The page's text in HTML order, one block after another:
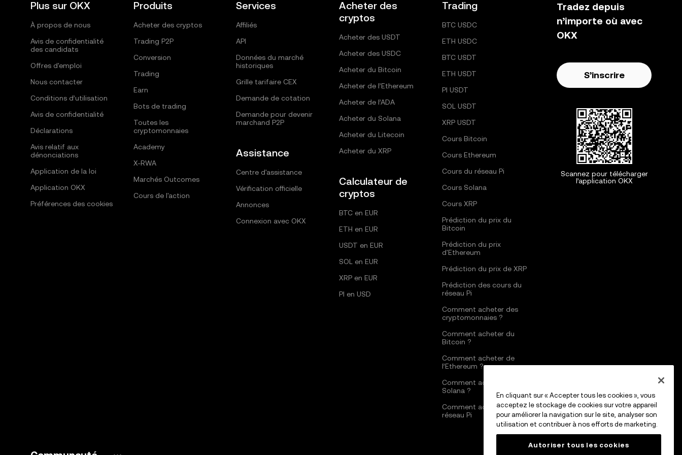
Plus sur OKX
À propos de nous
Avis de confidentialité
des candidats
Offres d'emploi
Nous contacter
Conditions d’utilisation
Avis de confidentialité
Déclarations
Avis relatif aux
dénonciations
Application de la loi
Application OKX
Préférences des cookies
Produits
Acheter des cryptos
Trading P2P
Conversion
Trading
Earn
Bots de trading
Toutes les
cryptomonnaies
Academy
X-RWA
Marchés Outcomes
Cours de l'action
Services
Affiliés
API
Données du marché
historiques
Grille tarifaire CEX
Demande de cotation
Demande pour devenir
marchand P2P
Assistance
Centre d'assistance
Vérification officielle
Annonces
Connexion avec OKX
Acheter des
cryptos
Acheter des USDT
Acheter des USDC
Acheter du Bitcoin
Acheter de l’Ethereum
Acheter de l’ADA
Acheter du Solana
Acheter du Litecoin
Acheter du XRP
Calculateur de
cryptos
BTC en EUR
ETH en EUR
USDT en EUR
SOL en EUR
XRP en EUR
PI en USD
Trading
BTC USDC
ETH USDC
BTC USDT
ETH USDT
PI USDT
SOL USDT
XRP USDT
Cours Bitcoin
Cours Ethereum
Cours du réseau Pi
Cours Solana
Cours XRP
Prédiction du prix du
Bitcoin
Prédiction du prix
d'Ethereum
Prédiction du prix de XRP
Prédiction des cours du
réseau Pi
Comment acheter des
cryptomonnaies ?
Comment acheter du
Bitcoin ?
Comment acheter de
l’Ethereum ?
Comment acheter du
Solana ?
Comment acheter du
réseau Pi
Tradez depuis
n’importe où avec
OKX
S’inscrire
Scannez pour télécharger
l’application OKX
En cliquant sur « Accepter tous les cookies », vous
acceptez le stockage de cookies sur votre appareil
pour améliorer la navigation sur le site, analyser son
utilisation et contribuer à nos efforts de marketing.
Autoriser tous les cookies